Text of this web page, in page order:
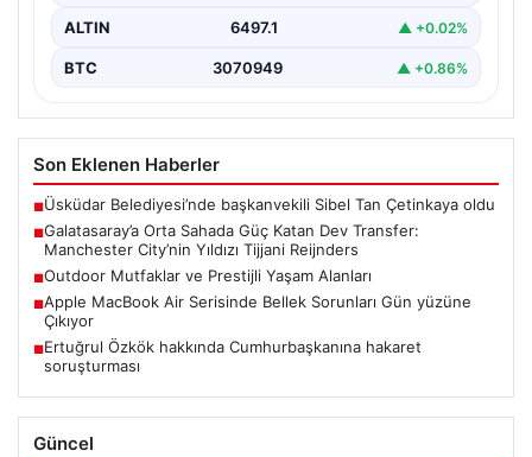
ALTIN 6497.1 ▲ +0.02%
BTC 3070949 ▲ +0.86%
Son Eklenen Haberler
■Üsküdar Belediyesi’nde başkanvekili Sibel Tan Çetinkaya oldu
■Galatasaray’a Orta Sahada Güç Katan Dev Transfer:
Manchester City’nin Yıldızı Tijjani Reijnders
■Outdoor Mutfaklar ve Prestijli Yaşam Alanları
■Apple MacBook Air Serisinde Bellek Sorunları Gün yüzüne
Çıkıyor
■Ertuğrul Özkök hakkında Cumhurbaşkanına hakaret
soruşturması
Güncel